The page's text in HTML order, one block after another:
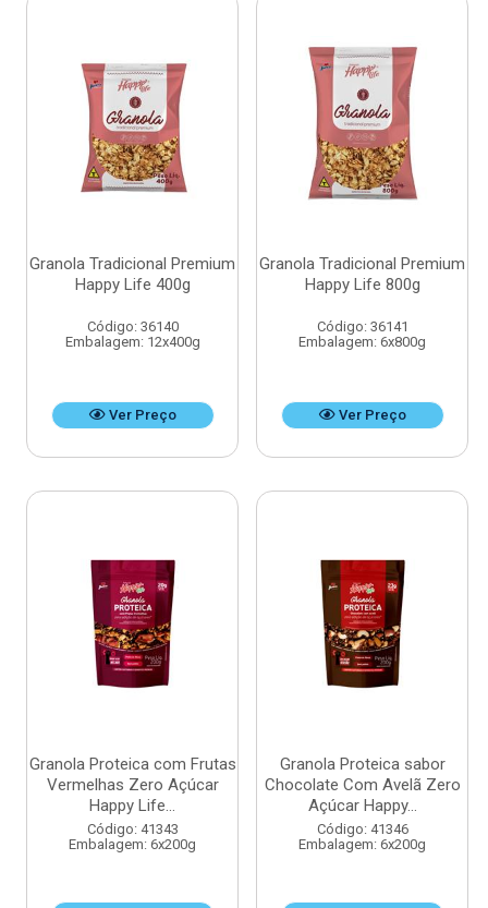
Granola Tradicional Premium
Happy Life 400g
Código: 36140
Embalagem: 12x400g
Ver Preço
Granola Tradicional Premium
Happy Life 800g
Código: 36141
Embalagem: 6x800g
Ver Preço
Granola Proteica com Frutas
Vermelhas Zero Açúcar
Happy Life...
Código: 41343
Embalagem: 6x200g
Granola Proteica sabor
Chocolate Com Avelã Zero
Açúcar Happy...
Código: 41346
Embalagem: 6x200g